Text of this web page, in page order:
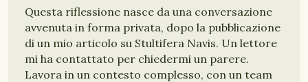
Questa riflessione nasce da una conversazione
avvenuta in forma privata, dopo la pubblicazione
di un mio articolo su Stultifera Navis. Un lettore
mi ha contattato per chiedermi un parere.
Lavora in un contesto complesso, con un team